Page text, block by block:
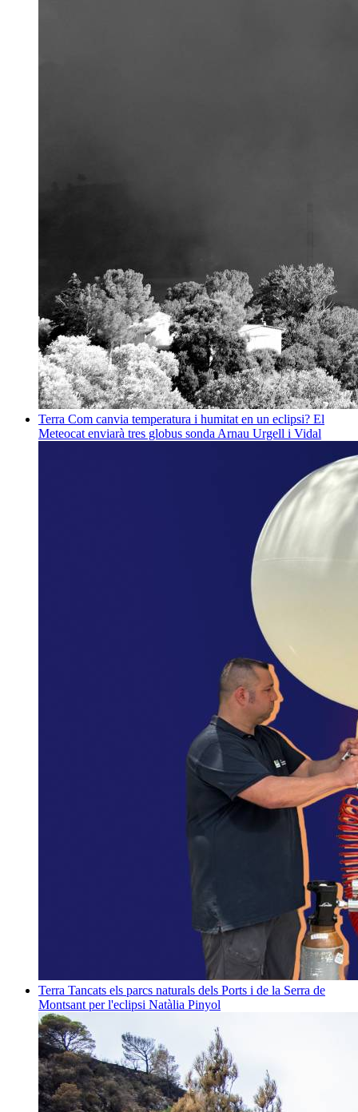
Terra Com canvia temperatura i humitat en un eclipsi? El
Meteocat enviarà tres globus sonda Arnau Urgell i Vidal
Terra Tancats els parcs naturals dels Ports i de la Serra de
Montsant per l'eclipsi Natàlia Pinyol